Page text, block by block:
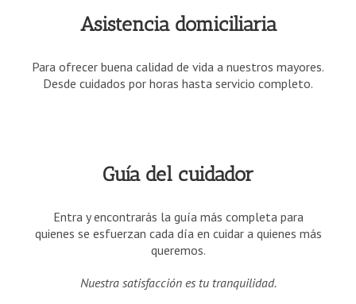
Asistencia domiciliaria
Para ofrecer buena calidad de vida a nuestros mayores.
Desde cuidados por horas hasta servicio completo.
Guía del cuidador
Entra y encontrarás la guía más completa para
quienes se esfuerzan cada día en cuidar a quienes más
queremos.
Nuestra satisfacción es tu tranquilidad.